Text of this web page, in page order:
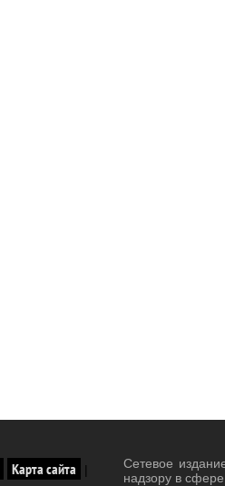
Карта сайта |
Сетевое
надзору в